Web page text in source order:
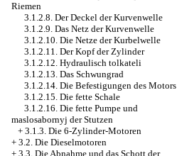
Riemen
3.1.2.8. Der Deckel der Kurvenwelle
3.1.2.9. Das Netz der Kurvenwelle
3.1.2.10. Die Netze der Kurbelwelle
3.1.2.11. Der Kopf der Zylinder
3.1.2.12. Hydraulisch tolkateli
3.1.2.13. Das Schwungrad
3.1.2.14. Die Befestigungen des Motors
3.1.2.15. Die fette Schale
3.1.2.16. Die fette Pumpe und
maslosabornyj der Stutzen
+ 3.1.3. Die 6-Zylinder-Motoren
+ 3.2. Die Dieselmotoren
+ 3.3. Die Abnahme und das Schott der